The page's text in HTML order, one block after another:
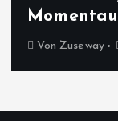
Von Zuseway